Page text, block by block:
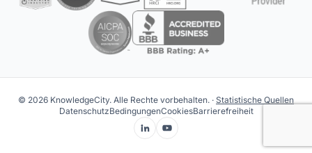
© 2026 KnowledgeCity. Alle Rechte vorbehalten. · Statistische Quellen
DatenschutzBedingungenCookiesBarrierefreiheit